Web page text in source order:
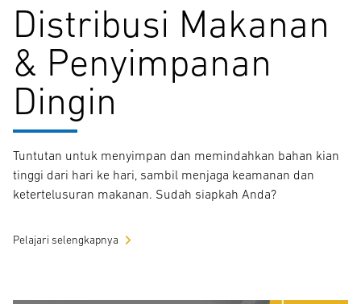
Distribusi Makanan
& Penyimpanan
Dingin
Tuntutan untuk menyimpan dan memindahkan bahan kian
tinggi dari hari ke hari, sambil menjaga keamanan dan
ketertelusuran makanan. Sudah siapkah Anda?
Pelajari selengkapnya